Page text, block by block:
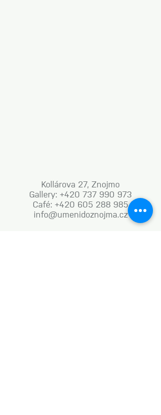
Kollárova 27, Znojmo
Gallery: +420 737 990 973
Café: +420 605 288 985
info@umenidoznojma.cz